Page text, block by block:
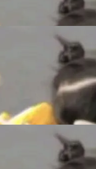
新的发
维基百
Groki
生成内
科网站
，无论
期更
、写 R
、
译文
围绕三
：
的那一
一步支